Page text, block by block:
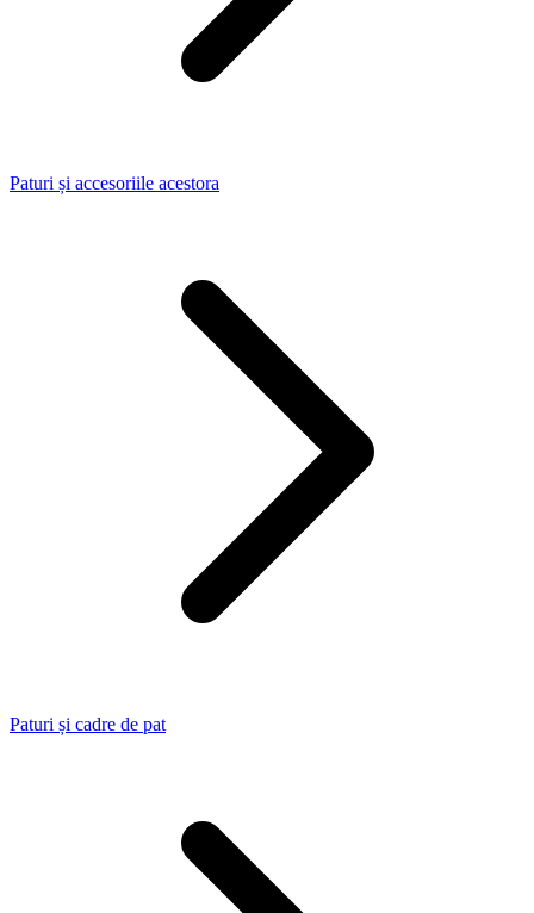
Paturi și accesoriile acestora
Paturi și cadre de pat